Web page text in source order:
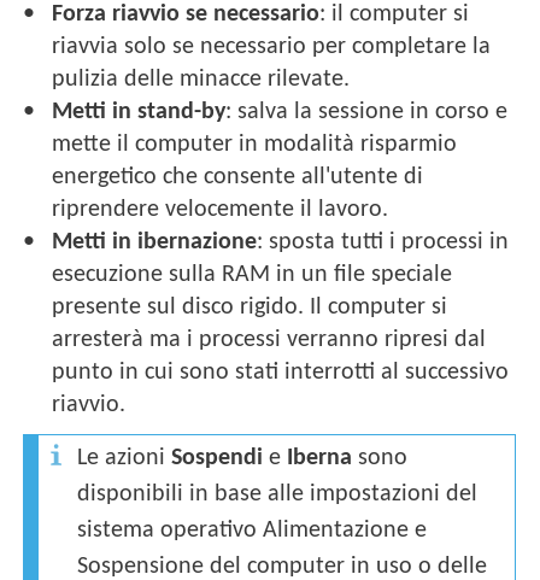
Forza riavvio se necessario: il computer si
riavvia solo se necessario per completare la
pulizia delle minacce rilevate.
Metti in stand-by: salva la sessione in corso e
mette il computer in modalità risparmio
energetico che consente all'utente di
riprendere velocemente il lavoro.
Metti in ibernazione: sposta tutti i processi in
esecuzione sulla RAM in un file speciale
presente sul disco rigido. Il computer si
arresterà ma i processi verranno ripresi dal
punto in cui sono stati interrotti al successivo
riavvio.
Le azioniSospendi e Iberna sono
disponibili in base alle impostazioni del
sistema operativo Alimentazione e
Sospensione del computer in uso o delle